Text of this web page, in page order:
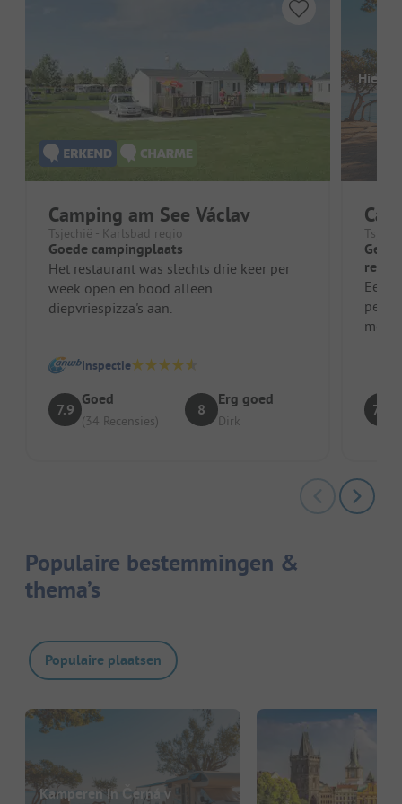
Camping am See Václav
Tsjechië - Karlsbad regio
Goede campingplaats
Het restaurant was slechts drie keer per
week open en bood alleen
diepvriespizza's aan.
Inspectie
7.9
Goed
(34 Recensies)
8
Erg goed
Dirk
Hier
Een
meer
7.3
Populaire bestemmingen &
thema’s
Populaire plaatsen
Kamperen in Černá v